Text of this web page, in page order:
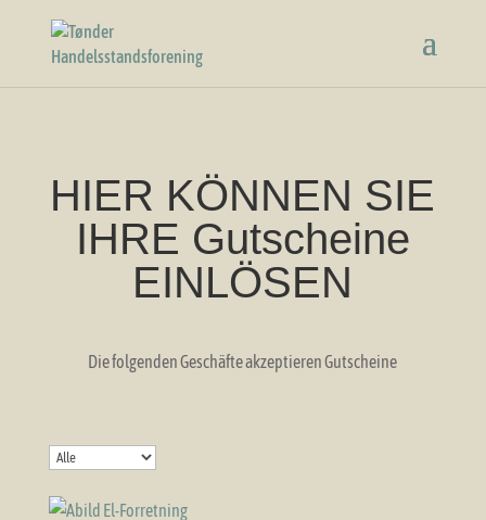
HIER KÖNNEN SIE
IHRE Gutscheine
EINLÖSEN
Die folgenden Geschäfte akzeptieren Gutscheine